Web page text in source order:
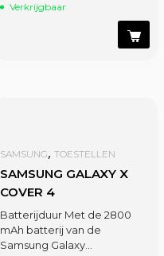
Verkrijgbaar
SAMSUNG, TOESTELLEN
SAMSUNG GALAXY X
COVER 4
Batterijduur Met de 2800
mAh batterij van de
Samsung Galaxy…